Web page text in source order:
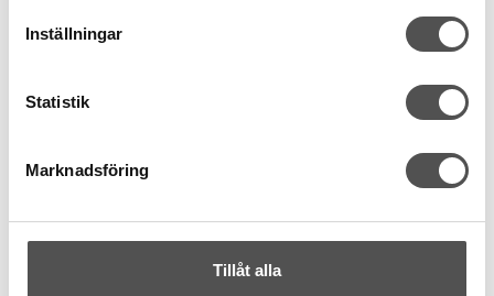
Inställningar
Statistik
Marknadsföring
Tillåt alla